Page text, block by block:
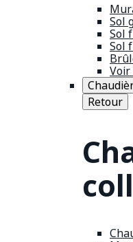
Sol
Sol
Sol
Retour